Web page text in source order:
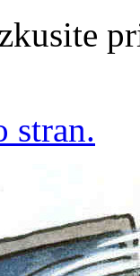
stran.